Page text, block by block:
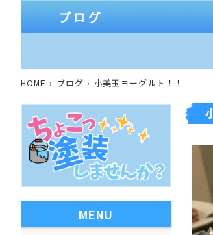
HOME ブログ 小美玉ヨーグルト！！
MENU